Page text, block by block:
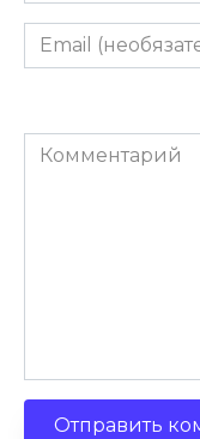
Email
(необязательно)
Комментарий